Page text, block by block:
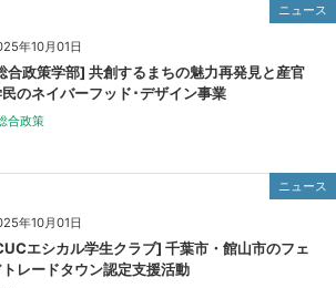
ニュース
年10月01日
合政策学部] 共創するまちの魅力再発見と産官
のネイバーフッド･デザイン事業
合政策
ニュース
年10月01日
エシカル学生クラブ] 千葉市・館山市のフェ
トレードタウン認定支援活動